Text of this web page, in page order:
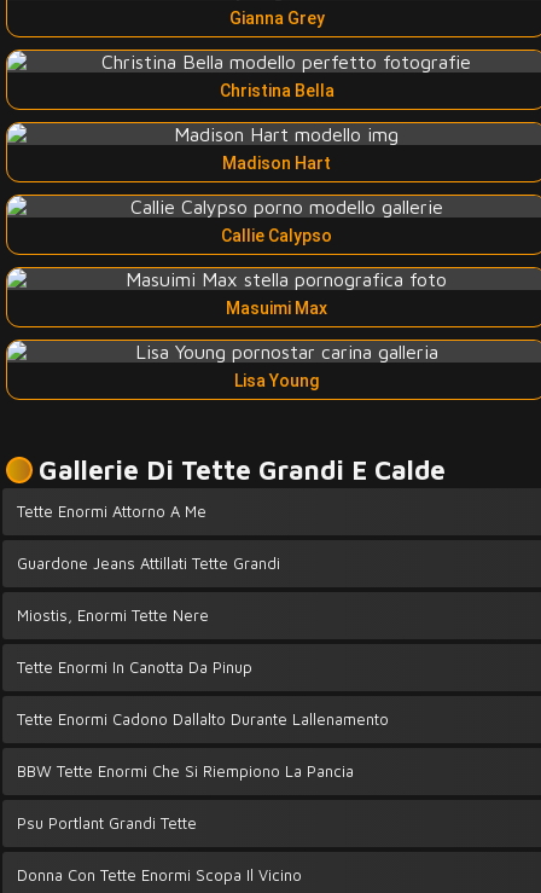
Gianna Grey
Christina Bella
Madison Hart
Callie Calypso
Masuimi Max
Lisa Young
Gallerie Di Tette Grandi E Calde
Tette Enormi Attorno A Me
Guardone Jeans Attillati Tette Grandi
Miostis, Enormi Tette Nere
Tette Enormi In Canotta Da Pinup
Tette Enormi Cadono Dallalto Durante Lallenamento
BBW Tette Enormi Che Si Riempiono La Pancia
Psu Portlant Grandi Tette
Donna Con Tette Enormi Scopa Il Vicino